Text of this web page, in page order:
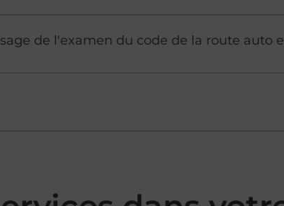
de l'examen du code de la route auto